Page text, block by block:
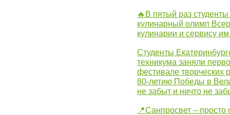
🔥В пятый раз
кулинарный олимп
кулинарии и сервису
Студенты
техникума заняли
фестивале
80-летию Победы в
не забыт и ничто не
📍Санпросвет –